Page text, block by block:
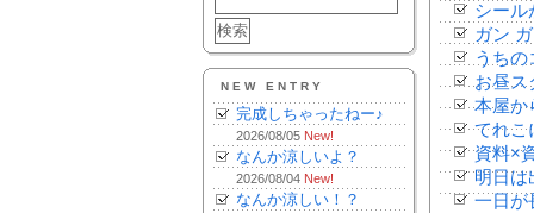
NEW ENTRY
完成しちゃったねー♪
2026/08/05 New!
なんか涼しいよ？
2026/08/04 New!
なんか涼しい！？
シール
ガン
うちの
お昼ス
本屋か
てれこ
資料×
明日は
一日が